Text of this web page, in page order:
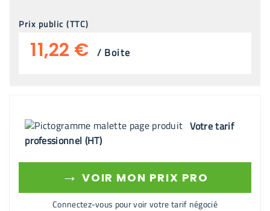
Prix public (TTC)
11,22 € / Boite
Votre tarif
professionnel (HT)
→ VOIR MON PRIX PRO
Connectez-vous pour voir votre tarif négocié